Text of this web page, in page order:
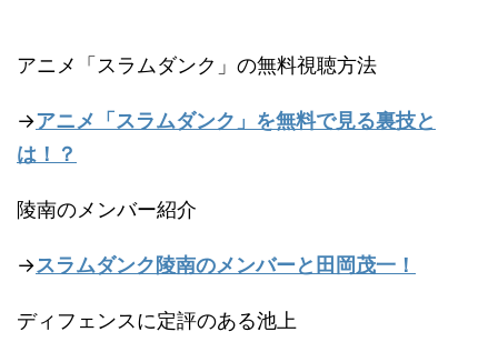
アニメ「スラムダンク」の無料視聴方法
→アニメ「スラムダンク」を無料で見る裏技と
は！？
陵南のメンバー紹介
→スラムダンク陵南のメンバーと田岡茂一！
ディフェンスに定評のある池上